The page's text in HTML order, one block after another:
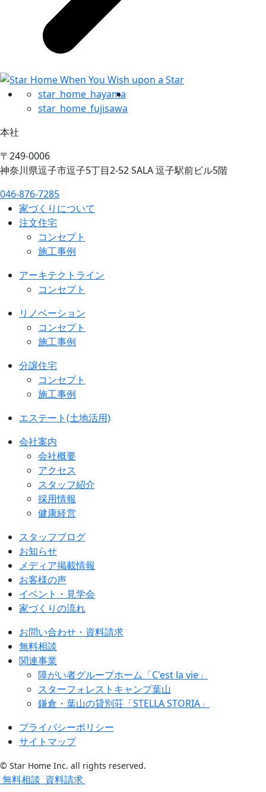
star_home_hayama
star_home_fujisawa
本社
〒249-0006
神奈川県逗子市逗子5丁目2-52 SALA 逗子駅前ビル5階
046-876-7285
家づくりについて
注文住宅
コンセプト
施工事例
アーキテクトライン
コンセプト
リノベーション
コンセプト
施工事例
分譲住宅
コンセプト
施工事例
エステート(土地活用)
会社案内
会社概要
アクセス
スタッフ紹介
採用情報
健康経営
スタッフブログ
お知らせ
メディア掲載情報
お客様の声
イベント・見学会
家づくりの流れ
お問い合わせ・資料請求
無料相談
関連事業
障がい者グループホーム「C'est la vie」
スターフォレストキャンプ葉山
鎌倉・葉山の貸別荘「STELLA STORIA」
プライバシーポリシー
サイトマップ
© Star Home Inc. all rights reserved.
無料相談 資料請求